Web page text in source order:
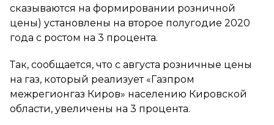
сказываются на формировании розничной
цены) установлены на второе полугодие 2020
года с ростом на 3 процента.
Так, сообщается, что с августа розничные цены
на газ, который реализует «Газпром
межрегионгаз Киров» населению Кировской
области, увеличены на 3 процента.